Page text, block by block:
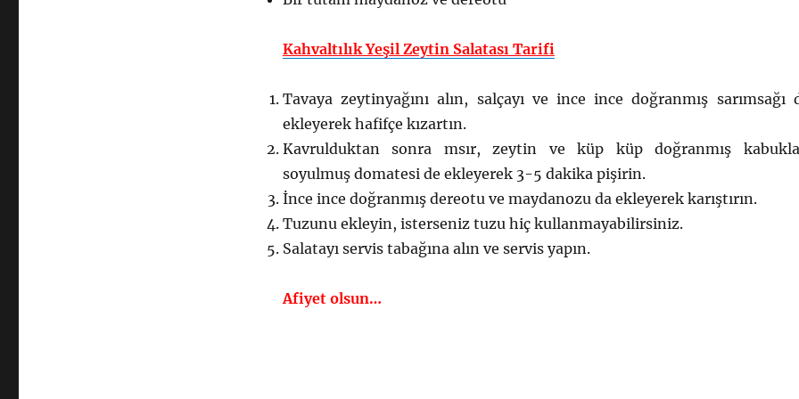
Kahvaltılık Yeşil Zeytin Salatası Tarifi
Tavaya zeytinyağını alın, salçayı ve ince ince doğranmış sarımsağı
ekleyerek hafifçe kızartın.
Kavrulduktan sonra msır, zeytin ve küp küp doğranmış
soyulmuş domatesi de ekleyerek 3-5 dakika pişirin.
İnce ince doğranmış dereotu ve maydanozu da ekleyerek karıştırın.
Tuzunu ekleyin, isterseniz tuzu hiç kullanmayabilirsiniz.
Salatayı servis tabağına alın ve servis yapın.
Afiyet olsun…